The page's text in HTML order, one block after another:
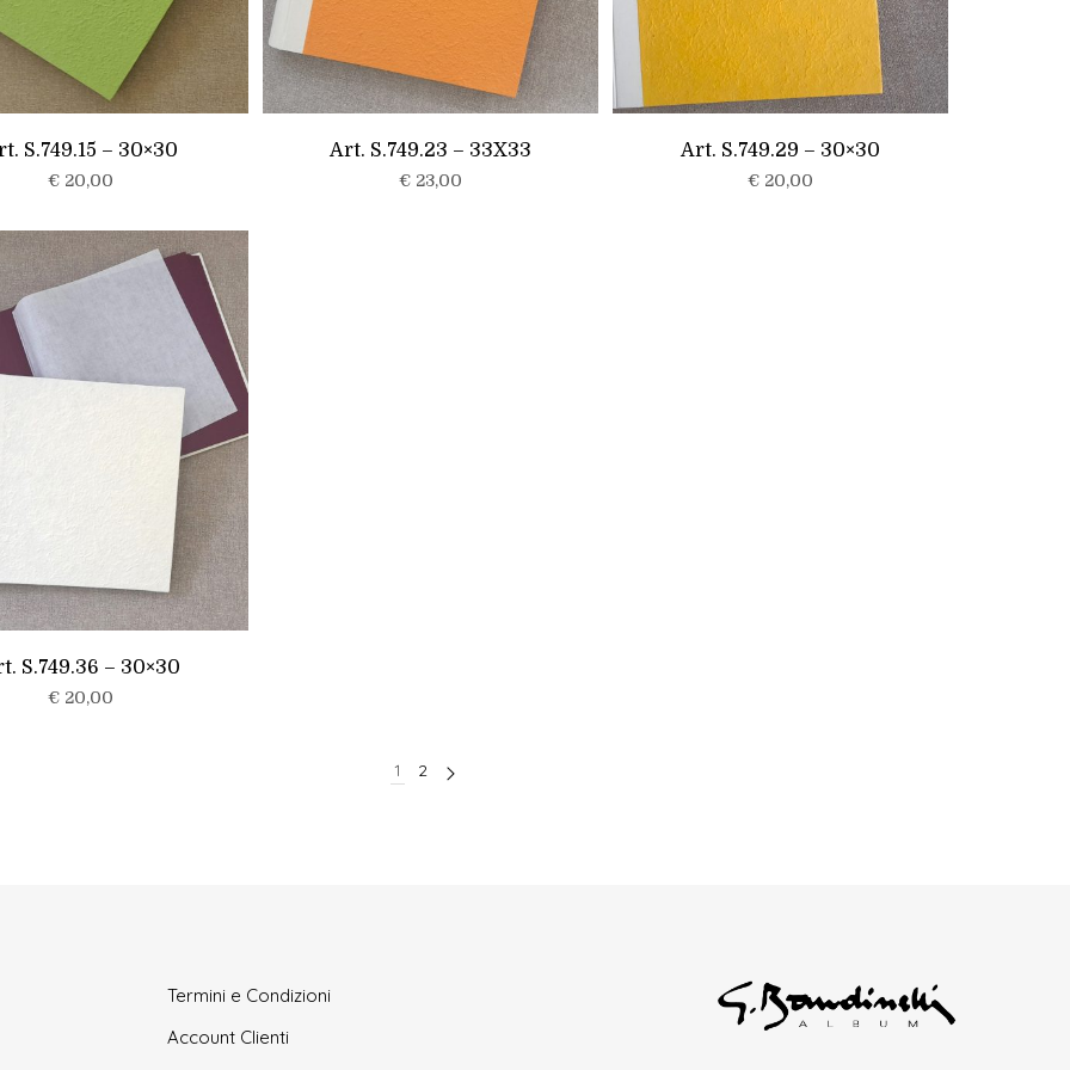
S.749.15 – 30×30
€ 20,00
Art. S.749.23 – 33X33
€ 23,00
Art. S.749.29 – 30×30
€20,00
S.749.36 – 30×30
€ 20,00
1 2
Termini e Condizioni
Account Clienti